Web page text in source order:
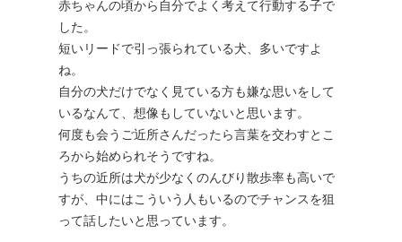
赤ちゃんの頃から自分でよく考えて行動する子で
した。
短いリードで引っ張られている犬、多いですよ
ね。
自分の犬だけでなく見ている方も嫌な思いをして
いるなんて、想像もしていないと思います。
何度も会うご近所さんだったら言葉を交わすとこ
ろから始められそうですね。
うちの近所は犬が少なくのんびり散歩率も高いで
すが、中にはこういう人もいるのでチャンスを狙
って話したいと思っています。